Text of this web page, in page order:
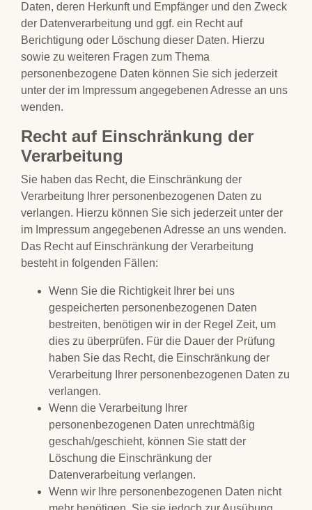
Daten, deren Herkunft und Empfänger und den Zweck
der Datenverarbeitung und ggf. ein Recht auf
Berichtigung oder Löschung dieser Daten. Hierzu
sowie zu weiteren Fragen zum Thema
personenbezogene Daten können Sie sich jederzeit
unter der im Impressum angegebenen Adresse an uns
wenden.
Recht auf Einschränkung der
Verarbeitung
Sie haben das Recht, die Einschränkung der
Verarbeitung Ihrer personenbezogenen Daten zu
verlangen. Hierzu können Sie sich jederzeit unter der
im Impressum angegebenen Adresse an uns wenden.
Das Recht auf Einschränkung der Verarbeitung
besteht in folgenden Fällen:
Wenn Sie die Richtigkeit Ihrer bei uns
gespeicherten personenbezogenen Daten
bestreiten, benötigen wir in der Regel Zeit, um
dies zu überprüfen. Für die Dauer der Prüfung
haben Sie das Recht, die Einschränkung der
Verarbeitung Ihrer personenbezogenen Daten zu
verlangen.
Wenn die Verarbeitung Ihrer
personenbezogenen Daten unrechtmäßig
geschah/geschieht, können Sie statt der
Löschung die Einschränkung der
Datenverarbeitung verlangen.
Wenn wir Ihre personenbezogenen Daten nicht